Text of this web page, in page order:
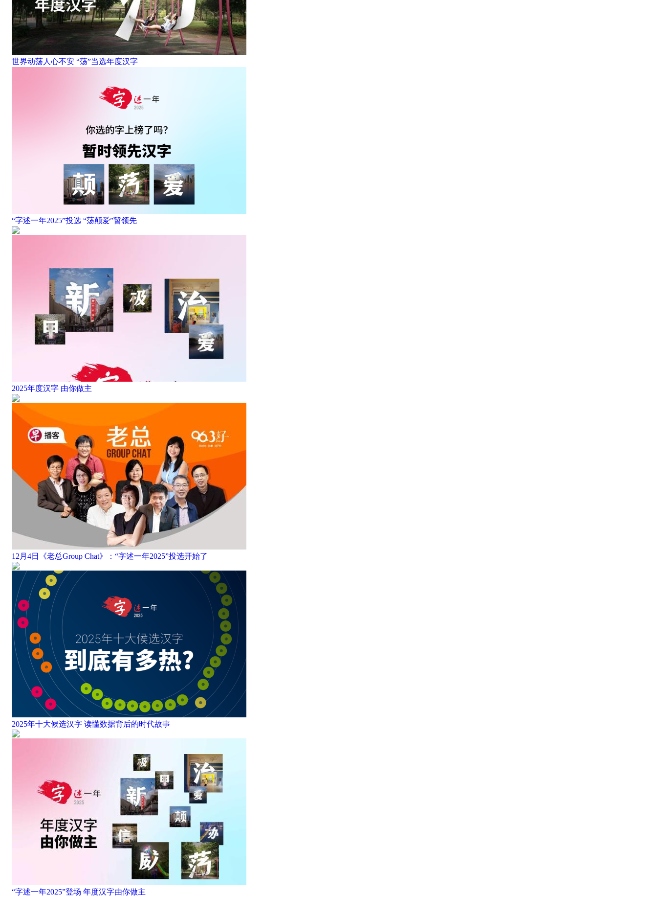
世界动荡人心不安 “荡”当选年度汉字
“字述一年2025”投选 “荡颠爱”暂领先
2025年度汉字 由你做主
12月4日《老总Group Chat》：“字述一年2025”投选开始了
2025年十大候选汉字 读懂数据背后的时代故事
“字述一年2025”登场 年度汉字由你做主